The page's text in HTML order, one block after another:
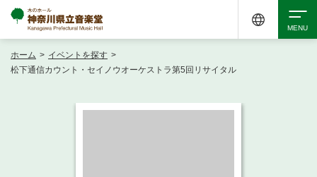
ホーム > イベントを探す >
松下通信カウント・セイノウオーケストラ第5回リサイタル